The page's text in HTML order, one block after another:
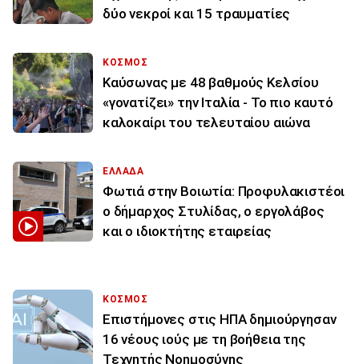
δύο νεκροί και 15 τραυματίες
ΚΟΣΜΟΣ
Καύσωνας με 48 βαθμούς Κελσίου
«γονατίζει» την Ιταλία - Το πιο καυτό
καλοκαίρι του τελευταίου αιώνα
ΕΛΛΑΔΑ
Φωτιά στην Βοιωτία: Προφυλακιστέοι
ο δήμαρχος Στυλίδας, ο εργολάβος
και ο ιδιοκτήτης εταιρείας
ΚΟΣΜΟΣ
Επιστήμονες στις ΗΠΑ δημιούργησαν
16 νέους ιούς με τη βοήθεια της
Τεχνητής Νοημοσύνης